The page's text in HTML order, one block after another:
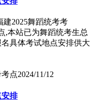
建2025舞蹈统考考
,本站已为舞蹈统考生总
具体考试地点安排供大
点2024/11/12
安排